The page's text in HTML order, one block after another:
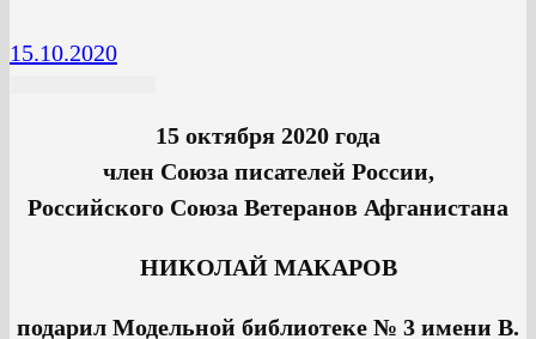
15.10.2020
15 октября 2020 года
член Союза писателей России,
Российского Союза Ветеранов Афганистана
НИКОЛАЙ МАКАРОВ
подарил Модельной библиотеке № 3 имени В.